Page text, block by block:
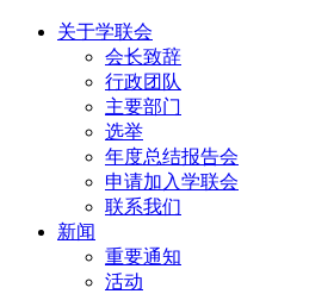
关于学联会
会长致辞
行政团队
主要部门
选举
年度总结报告会
申请加入学联会
联系我们
新闻
重要通知
活动